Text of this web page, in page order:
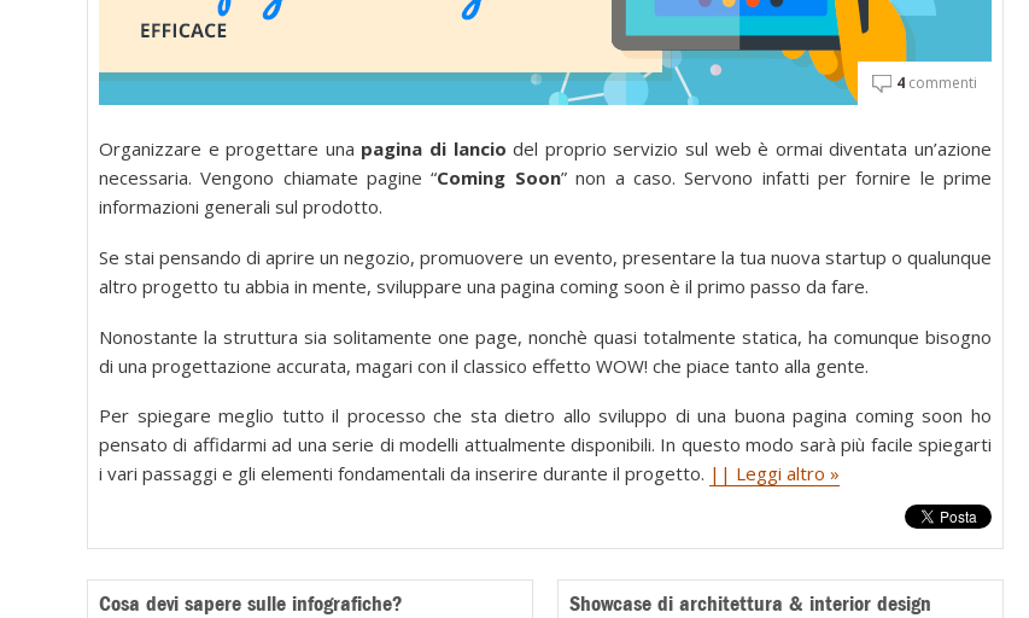
4commenti
Organizzare e progettare una pagina di lancio del proprio servizio sul web è ormai diventata un’azione
necessaria. Vengono chiamate pagine “Coming Soon” non a caso. Servono infatti per fornire le prime
informazioni generali sul prodotto.
Se stai pensando di aprire un negozio, promuovere un evento, presentare la tua nuova startup o qualunque
altro progetto tu abbia in mente, sviluppare una pagina coming soon è il primo passo da fare.
Nonostante la struttura sia solitamente one page, nonchè quasi totalmente statica, ha comunque bisogno
di una progettazione accurata, magari con il classico effetto WOW! che piace tanto alla gente.
Per spiegare meglio tutto il processo che sta dietro allo sviluppo di una buona pagina coming soon ho
pensato di affidarmi ad una serie di modelli attualmente disponibili. In questo modo sarà più facile spiegarti
i vari passaggi e gli elementi fondamentali da inserire durante il progetto. || Leggi altro »
Cosa devi sapere sulle infografiche? Showcase di architettura & interior design